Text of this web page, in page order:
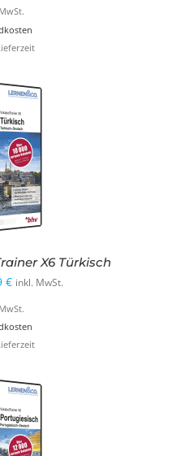
€
Preis
ist:
8,99 €.
X6 Türkisch
€
€Aktueller
Preis
ist:
4,99 €.
inkl. MwSt.